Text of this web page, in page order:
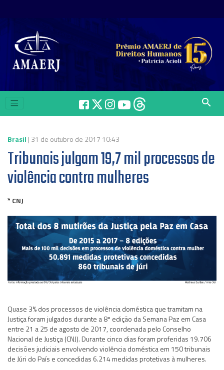
search
Brasil | 31 de outubro de 2017 10:43
Tribunais julgam 19,7 mil processos de
violência contra mulheres
* CNJ
Quase 3% dos processos de violência doméstica que tramitam na
Justiça foram julgados durante a 8ª edição da Semana Paz em Casa
entre 21 a 25 de agosto de 2017, coordenada pelo Conselho
Nacional de Justiça (CNJ). Durante cinco dias foram proferidas 19.706
decisões judiciais envolvendo violência doméstica em 150 tribunais
de Júri do País e concedidas 6.214 medidas protetivas à mulheres.